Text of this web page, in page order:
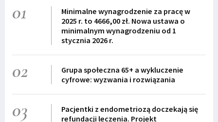
01
Minimalne wynagrodzenie za pracę w
2025 r. to 4666,00 zł. Nowa ustawa o
minimalnym wynagrodzeniu od 1
stycznia 2026 r.
02
Grupa społeczna 65+ a wykluczenie
cyfrowe: wyzwania i rozwiązania
03
Pacjentki z endometriozą doczekają się
refundacji leczenia. Projekt